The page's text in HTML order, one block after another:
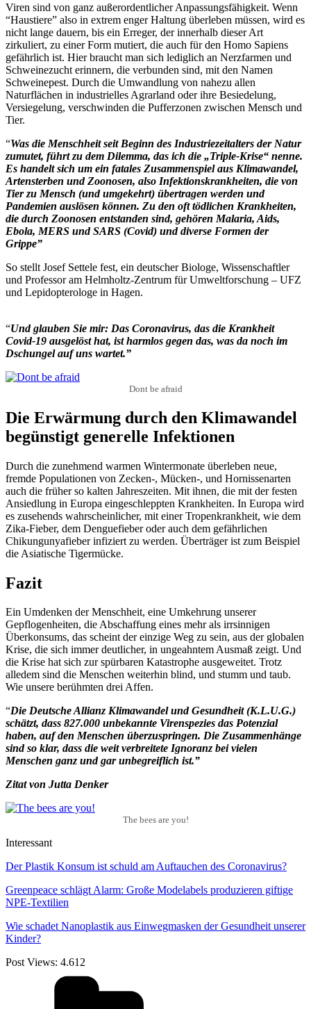
Viren sind von ganz außerordentlicher Anpassungsfähigkeit. Wenn
“Haustiere” also in extrem enger Haltung überleben müssen, wird es
nicht lange dauern, bis ein Erreger, der innerhalb dieser Art
zirkuliert, zu einer Form mutiert, die auch für den Homo Sapiens
gefährlich ist. Hier braucht man sich lediglich an Nerzfarmen und
Schweinezucht erinnern, die verbunden sind, mit den Namen
Schweinepest. Durch die Umwandlung von nahezu allen
Naturflächen in industrielles Agrarland oder ihre Besiedelung,
Versiegelung, verschwinden die Pufferzonen zwischen Mensch und
Tier.
“Was die Menschheit seit Beginn des Industriezeitalters der Natur
zumutet, führt zu dem Dilemma, das ich die „Triple-Krise“ nenne.
Es handelt sich um ein fatales Zusammenspiel aus Klimawandel,
Artensterben und Zoonosen, also Infektionskrankheiten, die von
Tier zu Mensch (und umgekehrt) übertragen werden und
Pandemien auslösen können. Zu den oft tödlichen Krankheiten,
die durch Zoonosen entstanden sind, gehören Malaria, Aids,
Ebola, MERS und SARS (Covid) und diverse Formen der
Grippe”
So stellt Josef Settele fest, ein deutscher Biologe, Wissenschaftler
und Professor am Helmholtz-Zentrum für Umweltforschung – UFZ
und Lepidopterologe in Hagen.
“Und glauben Sie mir: Das Coronavirus, das die Krankheit
Covid-19 ausgelöst hat, ist harmlos gegen das, was da noch im
Dschungel auf uns wartet.”
Dont be afraid
Die Erwärmung durch den Klimawandel
begünstigt generelle Infektionen
Durch die zunehmend warmen Wintermonate überleben neue,
fremde Populationen von Zecken-, Mücken-, und Hornissenarten
auch die früher so kalten Jahreszeiten. Mit ihnen, die mit der festen
Ansiedlung in Europa eingeschleppten Krankheiten. In Europa wird
es zusehends wahrscheinlicher, mit einer Tropenkrankheit, wie dem
Zika-Fieber, dem Denguefieber oder auch dem gefährlichen
Chikungunyafieber infiziert zu werden. Überträger ist zum Beispiel
die Asiatische Tigermücke.
Fazit
Ein Umdenken der Menschheit, eine Umkehrung unserer
Gepflogenheiten, die Abschaffung eines mehr als irrsinnigen
Überkonsums, das scheint der einzige Weg zu sein, aus der globalen
Krise, die sich immer deutlicher, in ungeahntem Ausmaß zeigt. Und
die Krise hat sich zur spürbaren Katastrophe ausgeweitet. Trotz
alledem sind die Menschen weiterhin blind, und stumm und taub.
Wie unsere berühmten drei Affen.
“Die Deutsche Allianz Klimawandel und Gesundheit (K.L.U.G.)
schätzt, dass 827.000 unbekannte Virenspezies das Potenzial
haben, auf den Menschen überzuspringen. Die Zusammenhänge
sind so klar, dass die weit verbreitete Ignoranz bei vielen
Menschen ganz und gar unbegreiflich ist.”
Zitat von Jutta Denker
The bees are you!
Interessant
Der Plastik Konsum ist schuld am Auftauchen des Coronavirus?
Greenpeace schlägt Alarm: Große Modelabels produzieren giftige
NPE-Textilien
Wie schadet Nanoplastik aus Einwegmasken der Gesundheit unserer
Kinder?
Post Views: 4.612